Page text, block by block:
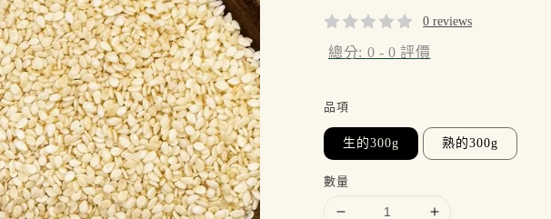
price
0 reviews
總分: 0 -0 評價
品項
生的300g 熟的300g
數量